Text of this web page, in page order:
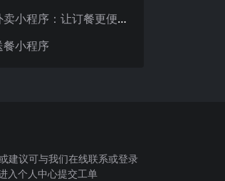
外卖小程序：让订餐更便捷，吃货的福音
餐小程序
建议可与我们在线联系或登录
入个人中心提交工单